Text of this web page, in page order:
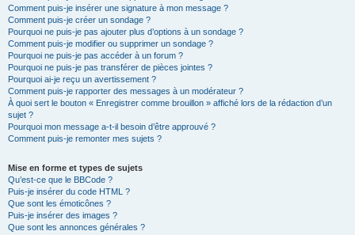
Comment puis-je insérer une signature à mon message ?
Comment puis-je créer un sondage ?
Pourquoi ne puis-je pas ajouter plus d’options à un sondage ?
Comment puis-je modifier ou supprimer un sondage ?
Pourquoi ne puis-je pas accéder à un forum ?
Pourquoi ne puis-je pas transférer de pièces jointes ?
Pourquoi ai-je reçu un avertissement ?
Comment puis-je rapporter des messages à un modérateur ?
À quoi sert le bouton « Enregistrer comme brouillon » affiché lors de la rédaction d’un
sujet ?
Pourquoi mon message a-t-il besoin d’être approuvé ?
Comment puis-je remonter mes sujets ?
Mise en forme et types de sujets
Qu’est-ce que le BBCode ?
Puis-je insérer du code HTML ?
Que sont les émoticônes ?
Puis-je insérer des images ?
Que sont les annonces générales ?